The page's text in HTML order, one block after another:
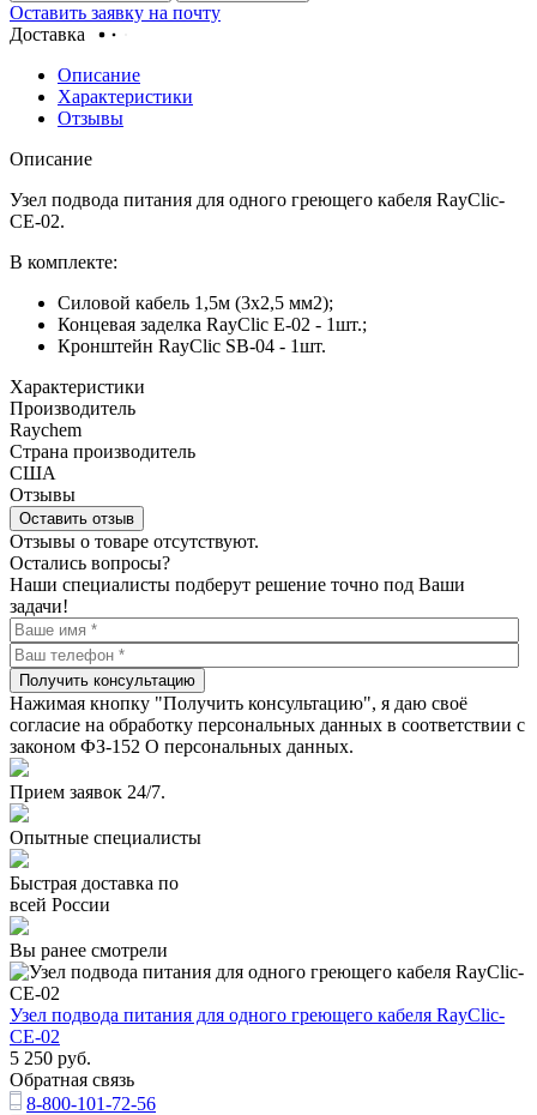
Оставить заявку на почту
Доставка
Описание
Характеристики
Отзывы
Описание
Узел подвода питания для одного греющего кабеля RayClic-
CE-02.
В комплекте:
Силовой кабель 1,5м (3x2,5 мм2);
Концевая заделка RayClic E-02 - 1шт.;
Кронштейн RayClic SB-04 - 1шт.
Характеристики
Производитель
Raychem
Страна производитель
США
Отзывы
Оставить отзыв
Отзывы о товаре отсутствуют.
Остались вопросы?
Наши специалисты подберут решение точно под Ваши
задачи!
Получить консультацию
Нажимая кнопку "Получить консультацию", я даю своё
согласие на обработку персональных данных в соответствии с
законом ФЗ-152 О персональных данных.
Прием заявок 24/7.
Опытные специалисты
Быстрая доставка по
всей России
Вы ранее смотрели
Узел подвода питания для одного греющего кабеля RayClic-
CE-02
5 250 руб.
Обратная связь
8-800-101-72-56